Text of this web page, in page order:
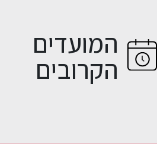
המועדים
הקרובים